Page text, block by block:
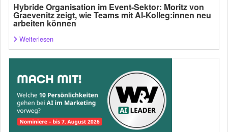
Hybride Organisation im Event-Sektor: Moritz von
Graevenitz zeigt, wie Teams mit AI-Kolleg:innen neu
arbeiten können
Weiterlesen